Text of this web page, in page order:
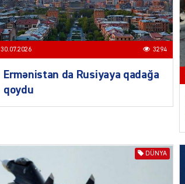
30.07.2026 3294
Ermənistan da Rusiyaya qadağa
qoydu
DÜNYA